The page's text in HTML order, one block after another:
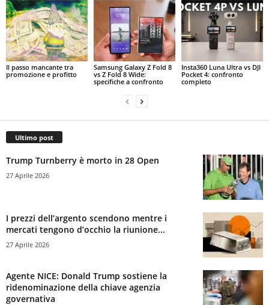
Il passo mancante tra
promozione e profitto
Samsung Galaxy Z Fold 8
vs Z Fold 8 Wide:
specifiche a confronto
Insta360 Luna Ultra vs DJI
Pocket 4: confronto
completo
Ultimo post
Trump Turnberry è morto in 28 Open
27 Aprile 2026
I prezzi dell’argento scendono mentre i
mercati tengono d’occhio la riunione...
27 Aprile 2026
Agente NICE: Donald Trump sostiene la
ridenominazione della chiave agenzia
governativa